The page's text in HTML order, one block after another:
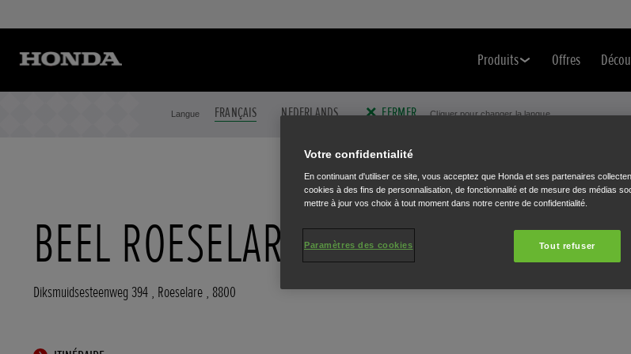
Produits Offres
Langue FRANÇAIS NEDERLANDS FERMER Cliquer pour changer la langue.
BEEL ROESELARE
Diksmuidsesteenweg 394 , Roeselare , 8800
Votre confidentialité
En continuant d'utiliser ce site, vous acceptez que Honda et ses partenaires
cookies à des fins de personnalisation, de fonctionnalité et de mesure des médias
mettre à jour vos choix à tout moment dans notre centre de confidentialité.
Tout refuser
Paramètres des cookies